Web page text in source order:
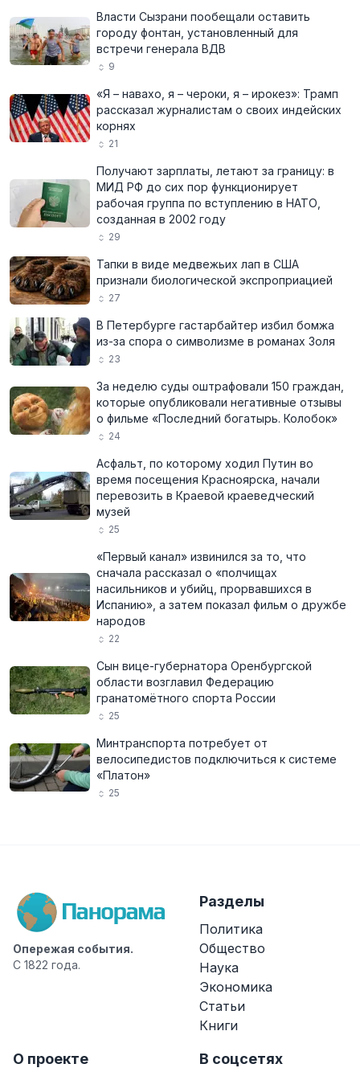
Власти Сызрани пообещали оставить
городу фонтан, установленный для
встречи генерала ВДВ
9
«Я – навахо, я – чероки, я – ирокез»: Трамп
рассказал журналистам о своих индейских
корнях
21
Получают зарплаты, летают за границу: в
МИД РФ до сих пор функционирует
рабочая группа по вступлению в НАТО,
созданная в 2002 году
29
Тапки в виде медвежьих лап в США
признали биологической экспроприацией
27
В Петербурге гастарбайтер избил бомжа
из-за спора о символизме в романах Золя
23
За неделю суды оштрафовали 150 граждан,
которые опубликовали негативные отзывы
о фильме «Последний богатырь. Колобок»
24
Асфальт, по которому ходил Путин во
время посещения Красноярска, начали
перевозить в Краевой краеведческий
музей
25
«Первый канал» извинился за то, что
сначала рассказал о «полчищах
насильников и убийц, прорвавшихся в
Испанию», а затем показал фильм о дружбе
народов
22
Сын вице-губернатора Оренбургской
области возглавил Федерацию
гранатомётного спорта России
25
Минтранспорта потребует от
велосипедистов подключиться к системе
«Платон»
25
Опережая события.
С 1822 года.
Разделы
Политика
Общество
Наука
Экономика
Статьи
Книги
О проекте В соцсетях